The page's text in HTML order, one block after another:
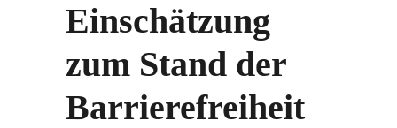
Einschätzung
zum Stand der
Barrierefreiheit